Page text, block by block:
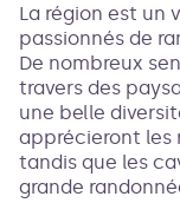
La région est un
passionnés de
De nombreux
travers des
une belle
apprécieront les
tandis que les
grande